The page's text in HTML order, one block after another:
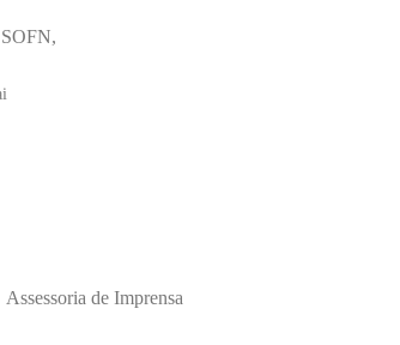
Assessoria de Imprensa